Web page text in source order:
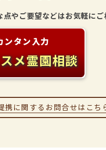
点やご要望などはお気軽に
ンタン入力
メ霊園相談
携に関するお問合せはこち